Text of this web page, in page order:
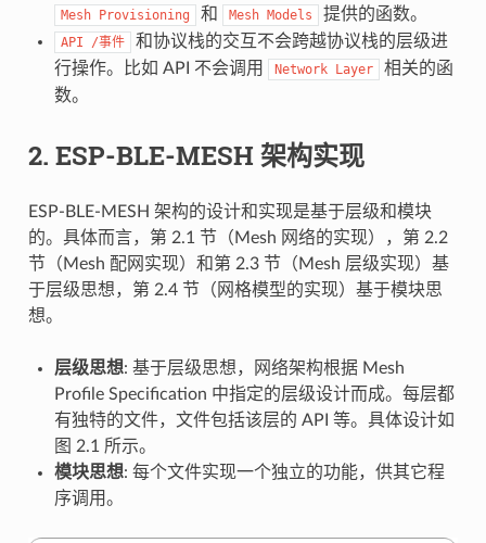
Mesh Provisioning 和 Mesh Models 提供的函数。
API /事件
和协议栈的交互不会跨越协议栈的层级进
行操作。比如 API 不会调用
Network Layer
相关的函
数。
2. ESP-BLE-MESH 架构实现
ESP-BLE-MESH 架构的设计和实现是基于层级和模块
的。具体而言，第 2.1 节（Mesh 网络的实现），第 2.2
节（Mesh 配网实现）和第 2.3 节（Mesh 层级实现）基
于层级思想，第 2.4 节（网格模型的实现）基于模块思
想。
层级思想: 基于层级思想，网络架构根据 Mesh
Profile Specification 中指定的层级设计而成。每层都
有独特的文件，文件包括该层的 API 等。具体设计如
图 2.1 所示。
模块思想: 每个文件实现一个独立的功能，供其它程
序调用。